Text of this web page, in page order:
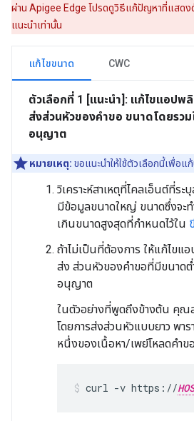
ผ่าน Apigee Edge โปรดดูวิธีแก้ปัญหาที่แสดง
แนะนำเท่านั้น
แก้ไขขนาด CWC
ตัวเลือกที่ 1 [แนะนำ]: แก้ไขแอปพ
ส่งส่วนหัวของคำขอ ขนาดโดยรว
อนุญาต
หมายเหตุ: ขอแนะนำให้ใช้ตัวเลือกนี้เพื่อแ
วิเคราะห์สาเหตุที่ไคลเอ็นต์ที่ร
มีข้อมูลขนาดใหญ่ ขนาดซึ่งจะ
เกินขนาดสูงสุดที่กำหนดไว้ใน
ถ้าไม่เป็นที่ต้องการ ให้แก้ไขแ
ส่ง ส่วนหัวของคำขอที่มีขนาดต่
อนุญาต
ในตัวอย่างที่พูดถึงข้างต้น คุณ
โดยการส่งส่วนหัวแบบยาว พาร
หนึ่งของเนื้อหา/เพย์โหลดคำขอ
curl -v https://